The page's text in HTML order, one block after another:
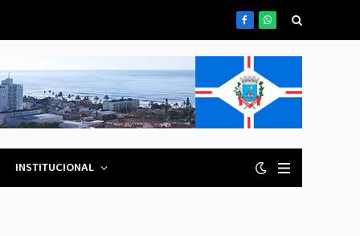
FacebookWhatsApp
INSTITUCIONAL